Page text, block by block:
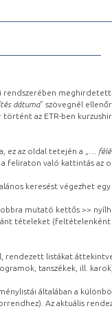
rendszerében
dátuma” szövegnél
történt az ETR-ben
ez az oldal tetején a „
…
feliraton való kattintás az
keresést végezhet
mutató kettős >>
tételeket (feltételenként
rendezett listákat
tanszékek, ill.
általában a
Az aktuális